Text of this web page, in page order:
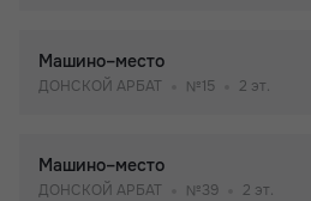
Машино–место
ДОНСКОЙ АРБАТ №15 2 эт.
Машино–место
ДОНСКОЙ АРБАТ №39 2 эт.